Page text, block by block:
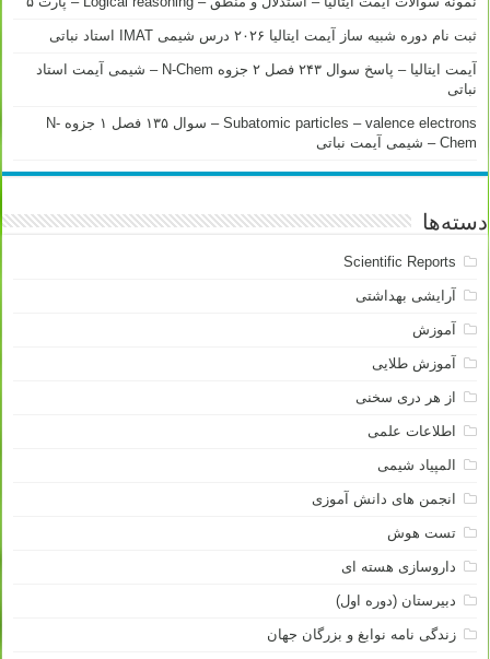
ثبت نام دوره شبیه ساز آیمت ایتالیا ۲۰۲۶ درس شیمی IMAT استاد نباتی
آیمت ایتالیا – پاسخ سوال ۲۴۳ فصل ۲ جزوه N-Chem – شیمی آیمت استاد
نباتی
Subatomic particles – valence electrons – سوال ۱۳۵ فصل ۱ جزوه N-
Chem – شیمی آیمت نباتی
دسته‌ها
Scientific Reports
آرایشی بهداشتی
آموزش
آموزش طلایی
از هر دری سخنی
اطلاعات علمی
المپیاد شیمی
انجمن های دانش آموزی
تست هوش
داروسازی هسته ای
دبیرستان (دوره اول)
زندگی نامه نوابغ و بزرگان جهان